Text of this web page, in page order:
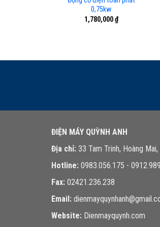
0,75kw
1,780,000₫
ĐIỆN MÁY QUỲNH ANH
Địa chỉ: 33 Tam Trinh, Hoàng Mai,
Hotline: 0983.056.175 -
Fax: 02421.236.238
Email:
Website: Dienmayquynh.com